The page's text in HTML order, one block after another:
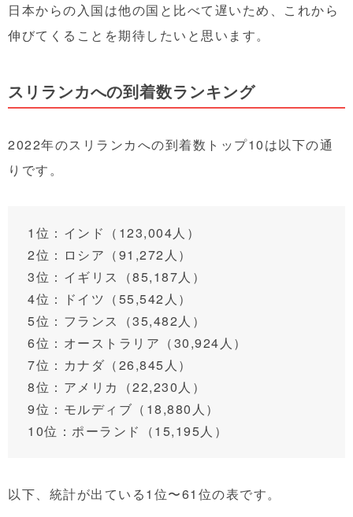
日本からの入国は他の国と比べて遅いため、これから
伸びてくることを期待したいと思います。
スリランカへの到着数ランキング
2022年のスリランカへの到着数トップ10は以下の通
りです。
1位：インド（123,004人）
2位：ロシア（91,272人）
3位：イギリス（85,187人）
4位：ドイツ（55,542人）
5位：フランス（35,482人）
6位：オーストラリア（30,924人）
7位：カナダ（26,845人）
8位：アメリカ（22,230人）
9位：モルディブ（18,880人）
10位：ポーランド（15,195人）
以下、統計が出ている1位〜61位の表です。